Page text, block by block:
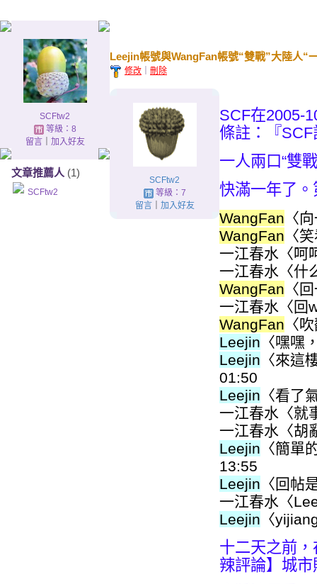
SCFtw2
等級：8
留言｜ 加入好友
文章推薦人 (1)
SCFtw2
Leejin帳號與WangFan帳號“雙戰”大陸人“
修改 刪除
SCFtw2
等級：7
留言｜ 加入好友
SCF在2005-
條註：『
一人兩口“雙
快滿一年了
WangFan 〈
WangFan 〈
一江春水〈呵
一江春水〈什
WangFan 〈
一江春水〈回
WangFan 〈
Leejin 〈嘿嘿
Leejin 〈來這
01:50
Leejin 〈看了
一江春水〈就
一江春水〈胡
Leejin 〈簡單
13:55
Leejin 〈回帖
一江春水〈
Leejin 〈
十二天之前
辣評論】城